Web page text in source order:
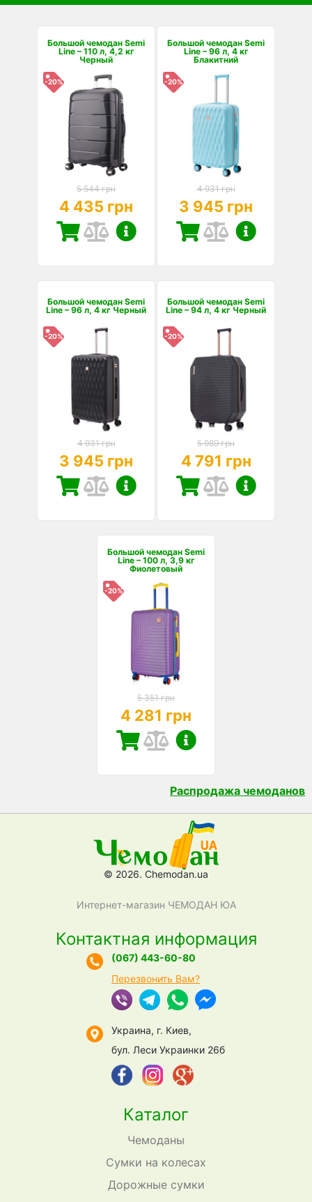
Большой чемодан Semi
Line – 110 л, 4,2 кг
Черный
-20%
5 544 грн
4 435 грн
Большой чемодан Semi
Line – 96 л, 4 кг
Блакитний
-20%
4 931 грн
3 945 грн
Большой чемодан Semi
Line – 96 л, 4 кг Черный
-20%
4 931 грн
3 945 грн
Большой чемодан Semi
Line – 94 л, 4 кг Черный
-20%
5 989 грн
4 791 грн
Большой чемодан Semi
Line – 100 л, 3,9 кг
Фиолетовый
-20%
5 351 грн
4 281 грн
Распродажа чемоданов
© 2026. Chemodan.ua
Интернет-магазин ЧЕМОДАН ЮА
Каталог
Чемоданы
Сумки на колесах
Дорожные сумки
Контактная информация
(067) 443-60-80
Перезвонить Вам?
Украина, г. Киев,
бул. Леси Украинки 26б